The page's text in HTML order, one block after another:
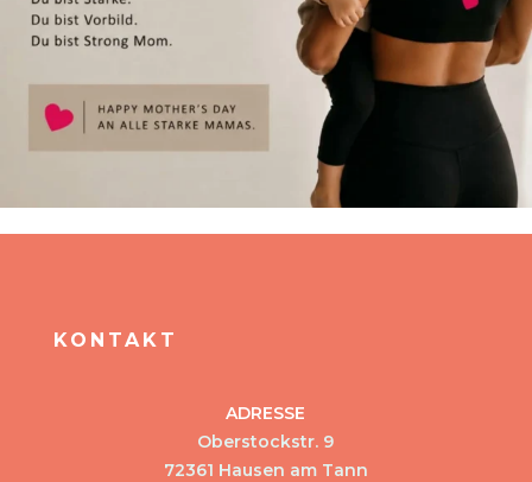
KONTAKT
ADRESSE
Oberstockstr. 9
72361 Hausen am Tann